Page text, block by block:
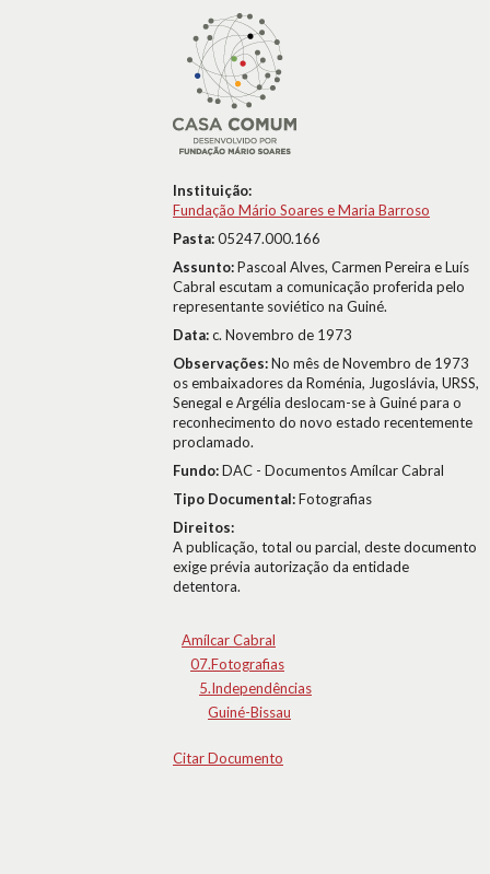
Instituição:
Fundação Mário Soares e Maria Barroso
Pasta:05247.000.166
Assunto:Pascoal Alves, Carmen Pereira e Luís
Cabral escutam a comunicação proferida pelo
representante soviético na Guiné.
Data:c. Novembro de 1973
Observações:No mês de Novembro de 1973
os embaixadores da Roménia, Jugoslávia, URSS,
Senegal e Argélia deslocam-se à Guiné para o
reconhecimento do novo estado recentemente
proclamado.
Fundo:DAC - Documentos Amílcar Cabral
Tipo Documental:Fotografias
Direitos:
A publicação, total ou parcial, deste documento
exige prévia autorização da entidade
detentora.
Amílcar Cabral
07.Fotografias
5.Independências
Guiné-Bissau
Citar Documento